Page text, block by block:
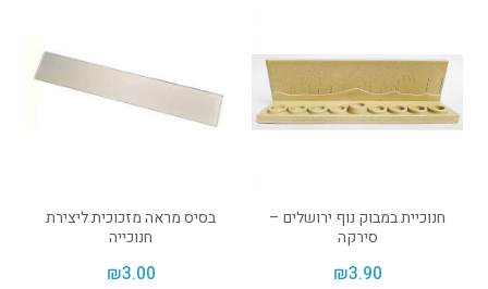
חנוכיית במבוק נוף ירושלים –
סירקה
₪3.90
בסיס מראה מזכוכית ליצירת
חנוכייה
₪3.00